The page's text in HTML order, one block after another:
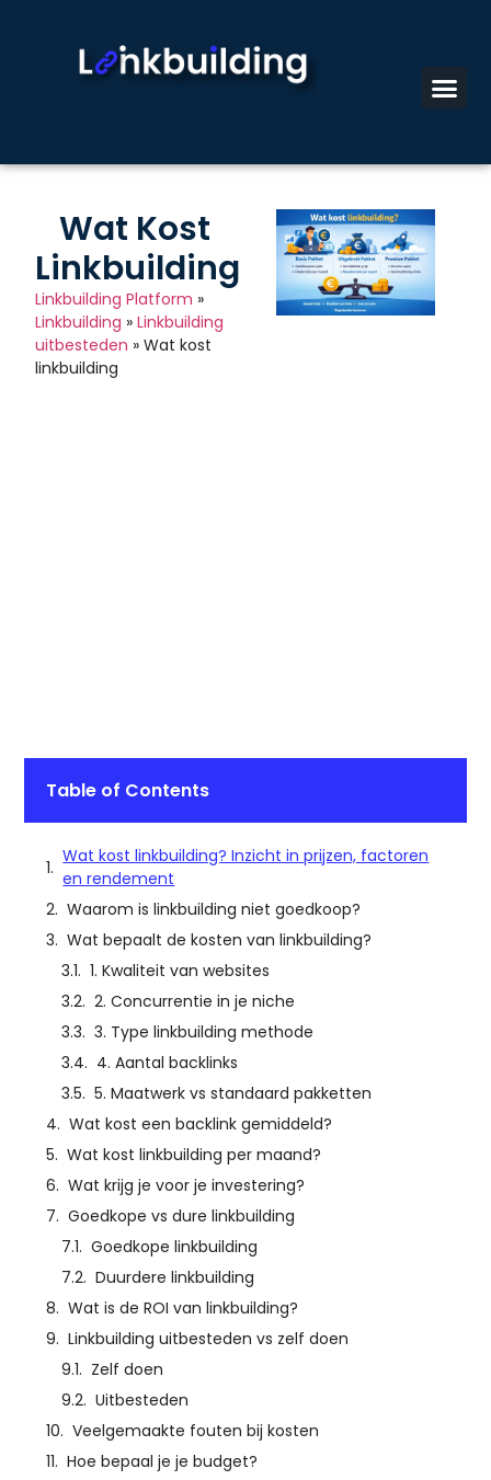
Wat Kost
Linkbuilding
Linkbuilding Platform »
Linkbuilding »Linkbuilding
uitbesteden »Wat kost
linkbuilding
Table of Contents
Wat kost linkbuilding? Inzicht in prijzen, factoren
en rendement
Waarom is linkbuilding niet goedkoop?
Wat bepaalt de kosten van linkbuilding?
1. Kwaliteit van websites
2. Concurrentie in je niche
3. Type linkbuilding methode
4. Aantal backlinks
5. Maatwerk vs standaard pakketten
Wat kost een backlink gemiddeld?
Wat kost linkbuilding per maand?
Wat krijg je voor je investering?
Goedkope vs dure linkbuilding
Goedkope linkbuilding
Duurdere linkbuilding
Wat is de ROI van linkbuilding?
Linkbuilding uitbesteden vs zelf doen
Zelf doen
Uitbesteden
Veelgemaakte fouten bij kosten
Hoe bepaal je je budget?